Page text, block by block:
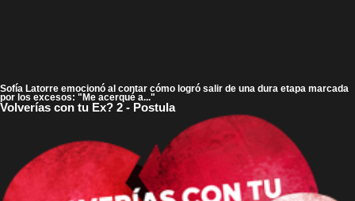
Sofía Latorre emocionó al contar cómo logró salir de una dura etapa marcada
por los excesos: "Me acerqué a..."
Volverías con tu Ex? 2 - Postula